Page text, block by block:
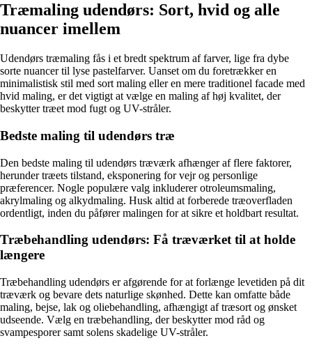
Træmaling udendørs: Sort, hvid og alle
nuancer imellem
Udendørs træmaling fås i et bredt spektrum af farver, lige fra dybe
sorte nuancer til lyse pastelfarver. Uanset om du foretrækker en
minimalistisk stil med sort maling eller en mere traditionel facade med
hvid maling, er det vigtigt at vælge en maling af høj kvalitet, der
beskytter træet mod fugt og UV-stråler.
Bedste maling til udendørs træ
Den bedste maling til udendørs træværk afhænger af flere faktorer,
herunder træets tilstand, eksponering for vejr og personlige
præferencer. Nogle populære valg inkluderer otroleumsmaling,
akrylmaling og alkydmaling. Husk altid at forberede træoverfladen
ordentligt, inden du påfører malingen for at sikre et holdbart resultat.
Træbehandling udendørs: Få træværket til at holde
længere
Træbehandling udendørs er afgørende for at forlænge levetiden på dit
træværk og bevare dets naturlige skønhed. Dette kan omfatte både
maling, bejse, lak og oliebehandling, afhængigt af træsort og ønsket
udseende. Vælg en træbehandling, der beskytter mod råd og
svampesporer samt solens skadelige UV-stråler.